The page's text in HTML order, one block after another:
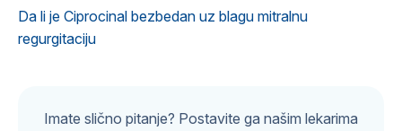
Da li je Ciprocinal bezbedan uz blagu mitralnu
regurgitaciju
Imate slično pitanje? Postavite ga našim lekarima